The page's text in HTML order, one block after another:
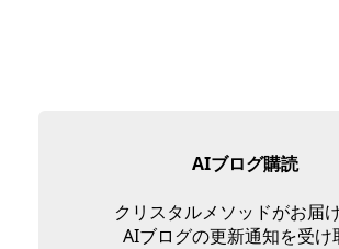
AIブログ購読
クリスタルメソッドがお届
AIブログの更新通知を受け